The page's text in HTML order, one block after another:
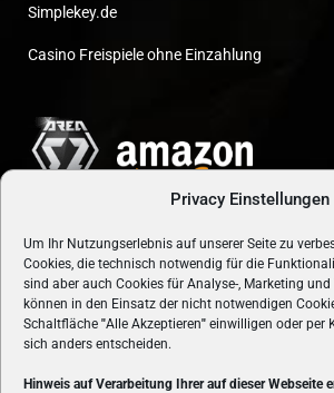
Privacy Einstellungen
Um Ihr Nutzungserlebnis auf unserer Seite zu
Cookies, die technisch notwendig für die
sind aber auch Cookies für Analyse-, Marketing und
können in den Einsatz der nicht notwendigen
Schaltfläche "Alle Akzeptieren" einwilligen oder per
sich anders entscheiden.
Hinweis auf Verarbeitung Ihrer auf dieser Webseite
Simplekey.de
Casino Freispiele ohne Einzahlung